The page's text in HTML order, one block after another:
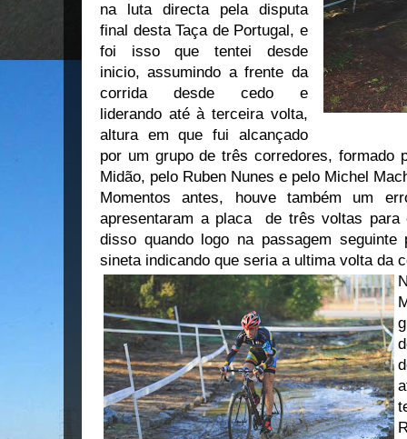
na luta directa pela disputa
final desta Taça de Portugal, e
foi isso que tentei desde
inicio, assumindo a frente da
corrida desde cedo e
liderando até à terceira volta,
altura em que fui alcançado
por um grupo de três corredores, formado
Midão, pelo Ruben Nunes e pelo Michel
Momentos antes, houve também um
apresentaram a placa de três voltas para
disso quando logo na passagem
sineta indicando que seria a ultima volta da